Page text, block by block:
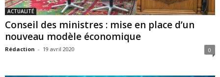
ACTUALITÉ
Conseil des ministres : mise en place d’un
nouveau modèle économique
Rédaction - 19 avril 2020 0